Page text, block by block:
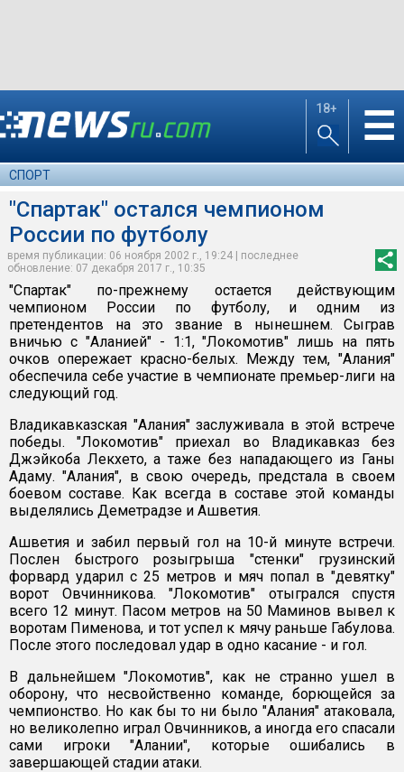
18+ ☰
СПОРТ
"Спартак" остался чемпионом
России по футболу
время публикации: 06 ноября 2002 г., 19:24 | последнее
обновление: 07 декабря 2017 г., 10:35
"Спартак" по-прежнему остается действующим
чемпионом России по футболу, и одним из
претендентов на это звание в нынешнем. Сыграв
вничью с "Аланией" - 1:1, "Локомотив" лишь на пять
очков опережает красно-белых. Между тем, "Алания"
обеспечила себе участие в чемпионате премьер-лиги на
следующий год.
Владикавказская "Алания" заслуживала в этой встрече
победы. "Локомотив" приехал во Владикавказ без
Джэйкоба Лекхето, а таже без нападающего из Ганы
Адаму. "Алания", в свою очередь, предстала в своем
боевом составе. Как всегда в составе этой команды
выделялись Деметрадзе и Ашветия.
Ашветия и забил первый гол на 10-й минуте встречи.
Послен быстрого розыгрыша "стенки" грузинский
форвард ударил с 25 метров и мяч попал в "девятку"
ворот Овчинникова. "Локомотив" отыгрался спустя
всего 12 минут. Пасом метров на 50 Маминов вывел к
воротам Пименова, и тот успел к мячу раньше Габулова.
После этого последовал удар в одно касание - и гол.
В дальнейшем "Локомотив", как не странно ушел в
оборону, что несвойственно команде, борющейся за
чемпионство. Но как бы то ни было "Алания" атаковала,
но великолепно играл Овчинников, а иногда его спасали
сами игроки "Алании", которые ошибались в
завершающей стадии атаки.